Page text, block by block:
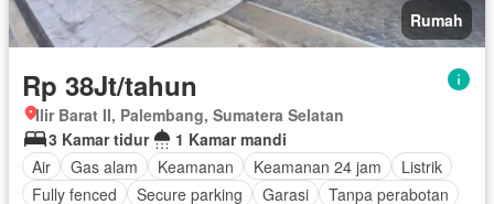
Rumah
Rp 38Jt/tahun
Ilir Barat II, Palembang, Sumatera Selatan
3 Kamar tidur
1 Kamar mandi
Air
Gas alam Keamanan Keamanan 24 jam
Listrik
Fully fenced
Secure parking Garasi Tanpa perabotan